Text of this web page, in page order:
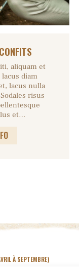
aliquam et
diam
lacus nulla
risus
et…
À SEPTEMBRE)